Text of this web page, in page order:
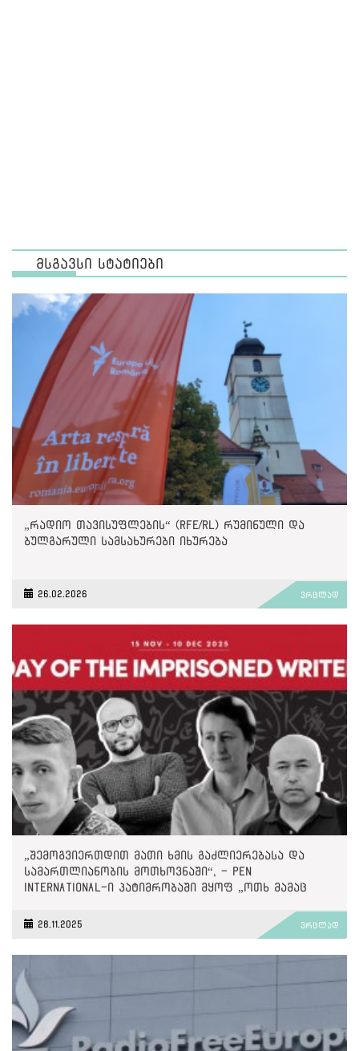
მსგავსი სტატიები
„რადიო თავისუფლების“ (RFE/RL) რუმინული და
ბულგარული სამსახურები იხურება
26.02.2026 ვრცლად
„შემოგვიერთდით მათი ხმის გაძლიერებასა და
სამართლიანობის მოთხოვნაში“, - PEN
International-ი პატიმრობაში მყოფ „ოთხ მამაც
28.11.2025 ვრცლად